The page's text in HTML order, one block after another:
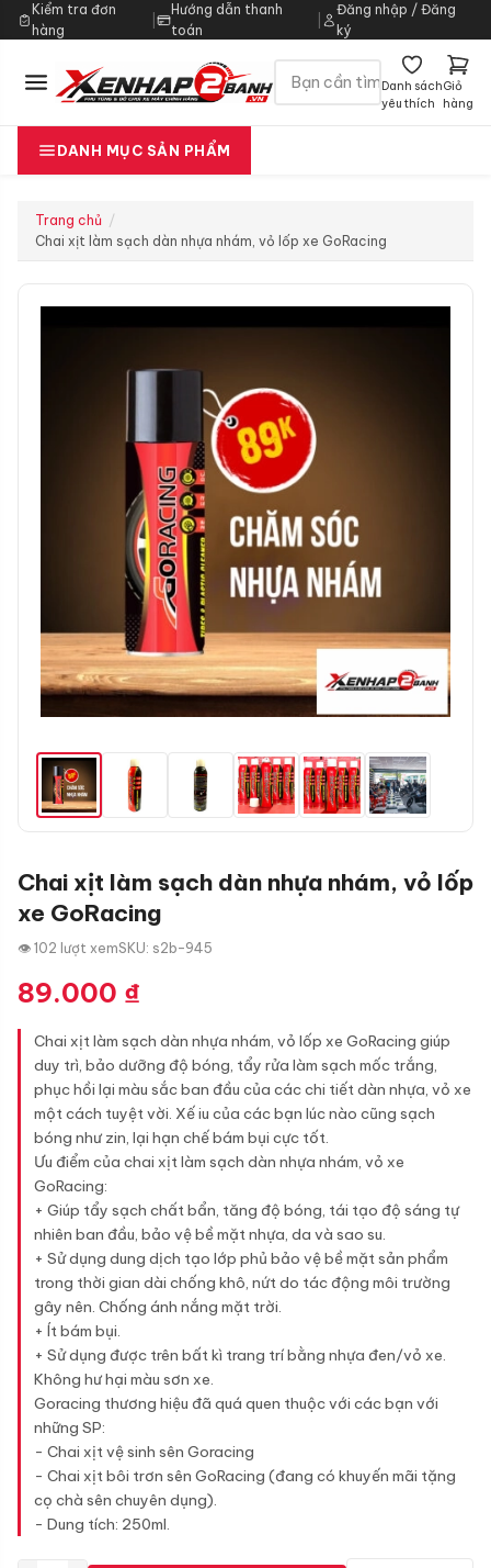
Kiểm tra đơn
hàng
|
Hướng dẫn thanh
toán
Đăng nhập / Đăng
ký
Danh sách
yêu thích
Giỏ
hàng
DANH MỤC SẢN PHẨM
Trang chủ
Chai xịt làm sạch dàn nhựa nhám, vỏ lốp xe GoRacing
Chai xịt làm sạch dàn nhựa nhám, vỏ lốp
xe GoRacing
👁 102 lượt xemSKU: s2b-945
89.000 ₫
Chai xịt làm sạch dàn nhựa nhám, vỏ lốp xe GoRacing giúp
duy trì, bảo dưỡng độ bóng, tẩy rửa làm sạch mốc trắng,
phục hồi lại màu sắc ban đầu của các chi tiết dàn nhựa, vỏ xe
một cách tuyệt vời. Xế iu của các bạn lúc nào cũng sạch
bóng như zin, lại hạn chế bám bụi cực tốt.
Ưu điểm của chai xịt làm sạch dàn nhựa nhám, vỏ xe
GoRacing:
+ Giúp tẩy sạch chất bẩn, tăng độ bóng, tái tạo độ sáng tự
nhiên ban đầu, bảo vệ bề mặt nhựa, da và sao su.
+ Sử dụng dung dịch tạo lớp phủ bảo vệ bề mặt sản phẩm
trong thời gian dài chống khô, nứt do tác động môi trường
gây nên. Chống ánh nắng mặt trời.
+ Ít bám bụi.
+ Sử dụng được trên bất kì trang trí bằng nhựa đen/vỏ xe.
Không hư hại màu sơn xe.
Goracing thương hiệu đã quá quen thuộc với các bạn với
những SP:
- Chai xịt vệ sinh sên Goracing
- Chai xịt bôi trơn sên GoRacing (đang có khuyến mãi tặng
cọ chà sên chuyên dụng).
- Dung tích: 250ml.